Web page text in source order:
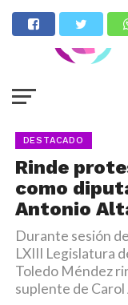
DESTACADO
Rinde
como
Antonio
Durante sesión
LXIII Legislatura
Toledo Méndez
suplente de